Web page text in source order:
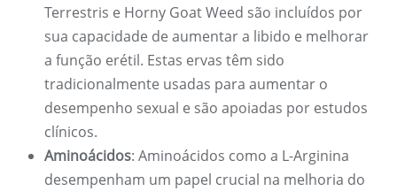
Terrestris e Horny Goat Weed são incluídos por
sua capacidade de aumentar a libido e melhorar
a função erétil. Estas ervas têm sido
tradicionalmente usadas para aumentar o
desempenho sexual e são apoiadas por estudos
clínicos.
Aminoácidos: Aminoácidos como a L-Arginina
desempenham um papel crucial na melhoria do